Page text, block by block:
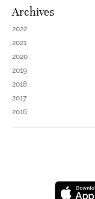
Archives
2022
2021
2020
2019
2018
2017
2016